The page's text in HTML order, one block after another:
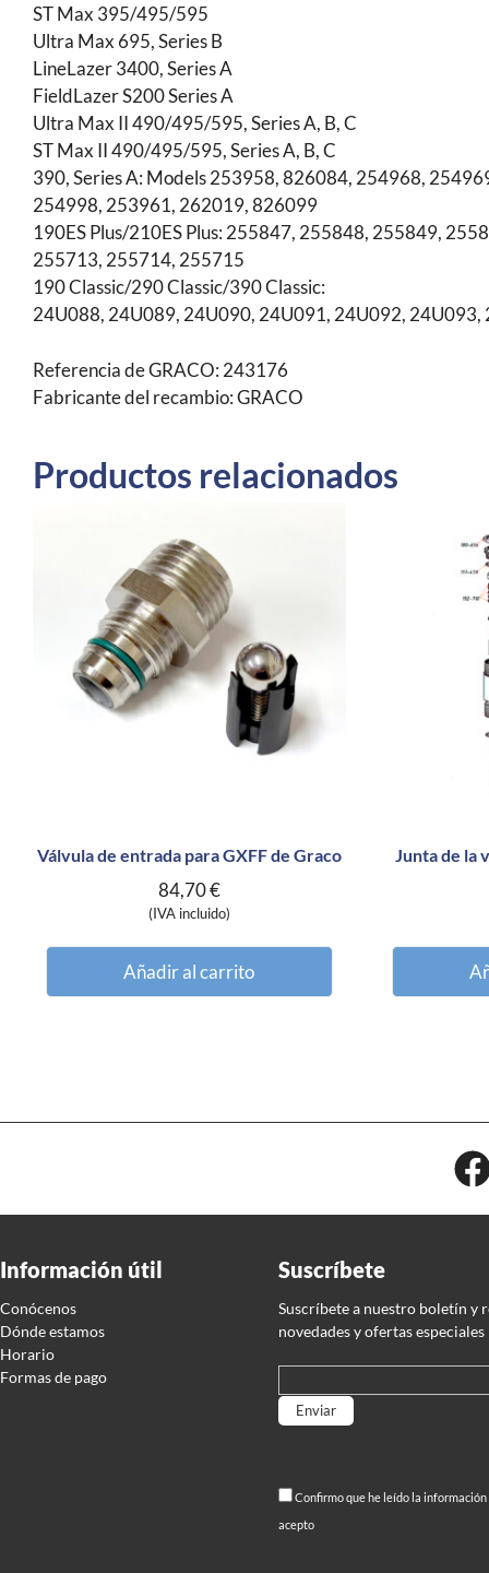
ST Max 395/495/595
Ultra Max 695, Series B
LineLazer 3400, Series A
FieldLazer S200 Series A
Ultra Max II 490/495/595, Series A, B, C
ST Max II 490/495/595, Series A, B, C
390, Series A: Models 253958, 826084, 254968,
254998, 253961, 262019, 826099
190ES Plus/210ES Plus: 255847, 255848, 255849,
255713, 255714, 255715
190 Classic/290 Classic/390 Classic:
24U088, 24U089, 24U090, 24U091, 24U092,
Referencia de GRACO: 243176
Fabricante del recambio: GRACO
Productos relacionados
Válvula de entrada para GXFF de Graco
84,70€
(IVA incluido)
Añadir al carrito
Junta de la
Información útil
Conócenos
Dónde estamos
Horario
Formas de pago
Suscríbete
Suscríbete a nuestro boletín y
novedades y ofertas especiales
Confirmo que he leído la
acepto